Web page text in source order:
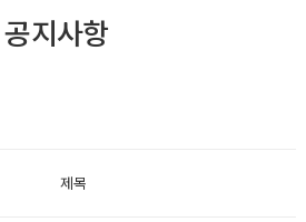
공지사항
제목